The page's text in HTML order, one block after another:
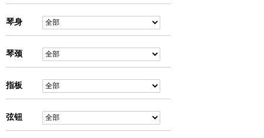
琴身
琴颈
指板
弦钮